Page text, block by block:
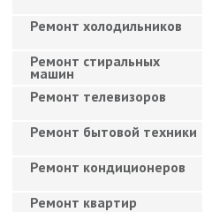
Ремонт холодильников
Ремонт стиральных
машин
Ремонт телевизоров
Ремонт бытовой техники
Ремонт кондиционеров
Ремонт квартир